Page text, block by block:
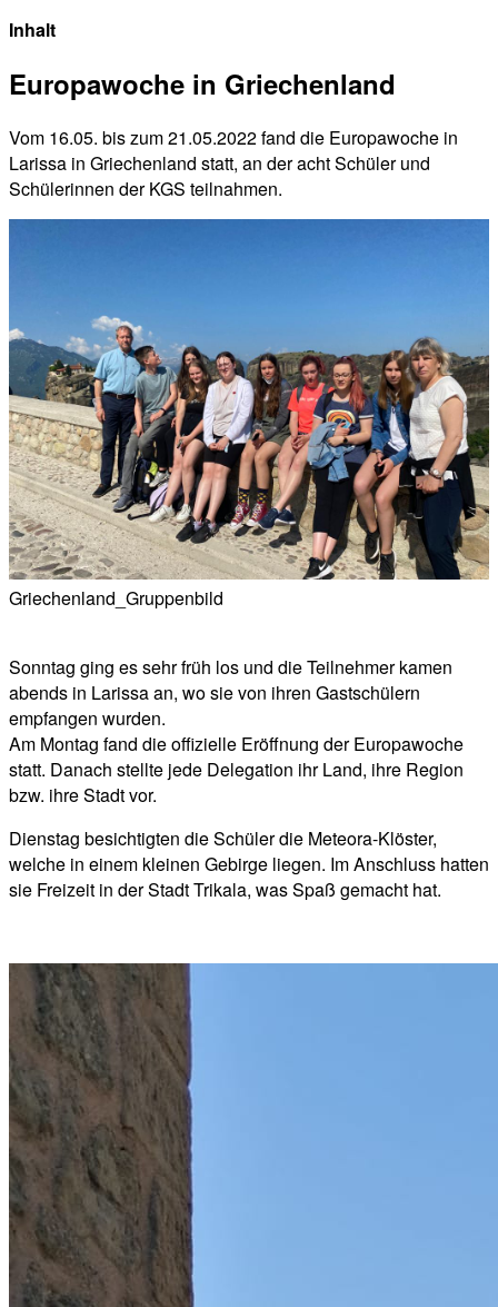
Inhalt
Europawoche in Griechenland
Vom 16.05. bis zum 21.05.2022 fand die Europawoche in
Larissa in Griechenland statt, an der acht Schüler und
Schülerinnen der KGS teilnahmen.
Griechenland_Gruppenbild
Sonntag ging es sehr früh los und die Teilnehmer kamen
abends in Larissa an, wo sie von ihren Gastschülern
empfangen wurden.
Am Montag fand die offizielle Eröffnung der Europawoche
statt. Danach stellte jede Delegation ihr Land, ihre Region
bzw. ihre Stadt vor.
Dienstag besichtigten die Schüler die Meteora-Klöster,
welche in einem kleinen Gebirge liegen. Im Anschluss hatten
sie Freizeit in der Stadt Trikala, was Spaß gemacht hat.